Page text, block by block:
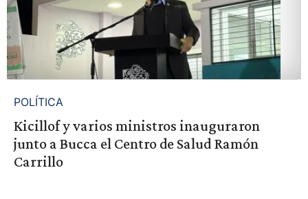
POLÍTICA
Kicillof y varios ministros inauguraron
junto a Bucca el Centro de Salud Ramón
Carrillo